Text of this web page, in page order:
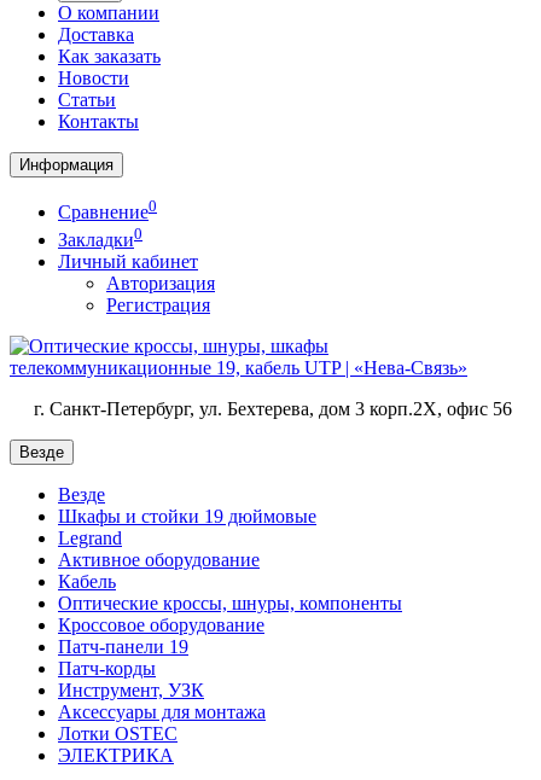
О компании
Доставка
Как заказать
Новости
Статьи
Контакты
Информация
Сравнение0
Закладки0
Личный кабинет
Авторизация
Регистрация
г. Санкт-Петербург, ул. Бехтерева, дом 3 корп.2X, офис 56
Везде
Везде
Шкафы и стойки 19 дюймовые
Legrand
Активное оборудование
Кабель
Оптические кроссы, шнуры, компоненты
Кроссовое оборудование
Патч-панели 19
Патч-корды
Инструмент, УЗК
Аксессуары для монтажа
Лотки OSTEC
ЭЛЕКТРИКА